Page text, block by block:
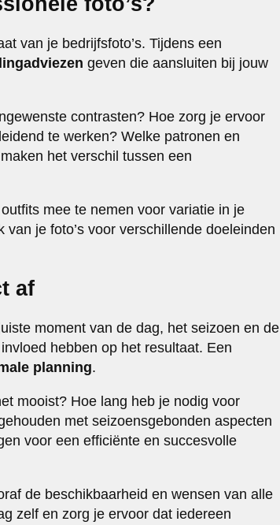
van je bedrijfsfoto’s. Tijdens een
geven die aansluiten bij jouw
contrasten? Hoe zorg je ervoor
te werken? Welke patronen en
het verschil tussen een
mee te nemen voor variatie in je
je foto’s voor verschillende doeleinden
af
moment van de dag, het seizoen en de
hebben op het resultaat. Een
planning.
mooist? Hoe lang heb je nodig voor
met seizoensgebonden aspecten
voor een efficiënte en succesvolle
de beschikbaarheid en wensen van alle
zelf en zorg je ervoor dat iedereen